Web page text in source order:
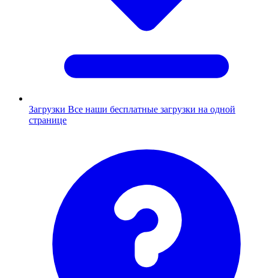
Загрузки Все наши бесплатные загрузки на одной
странице